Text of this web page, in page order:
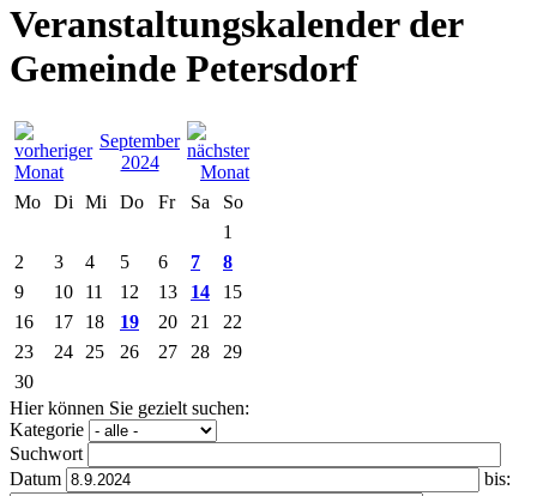
Veranstaltungskalender der
Gemeinde Petersdorf
September
2024
Mo
Di Mi Do Fr Sa
So
1
2
3 4 5 6 7
8
9
10 11 12 13 14
15
16
17 18 19 20 21
22
23
24 25 26 27 28
29
30
Hier können Sie gezielt suchen:
Kategorie
Suchwort
Datum
bis: